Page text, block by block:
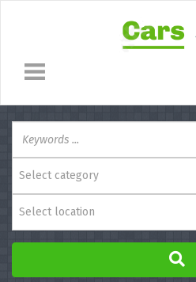
Select category
Select location